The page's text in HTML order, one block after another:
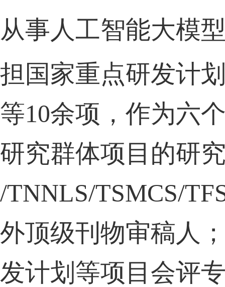
从事人工智能大模
担国家重点研发计
等10余项，作为六
研究群体项目的研
/TNNLS/TSMCS/
外顶级刊物审稿人
发计划等项目会评